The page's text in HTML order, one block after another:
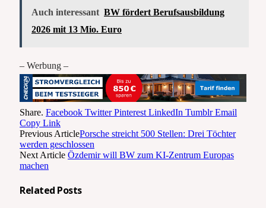
Auch interessant BW fördert Berufsausbildung
2026 mit 13 Mio. Euro
– Werbung –
Share. Facebook Twitter Pinterest LinkedIn Tumblr Email
Copy Link
Previous ArticlePorsche streicht 500 Stellen: Drei Töchter
werden geschlossen
Next Article Özdemir will BW zum KI-Zentrum Europas
machen
Related Posts